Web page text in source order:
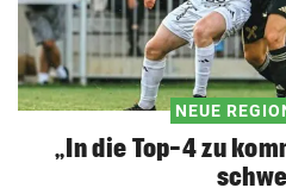
NEUE
„In die Top-4 zu